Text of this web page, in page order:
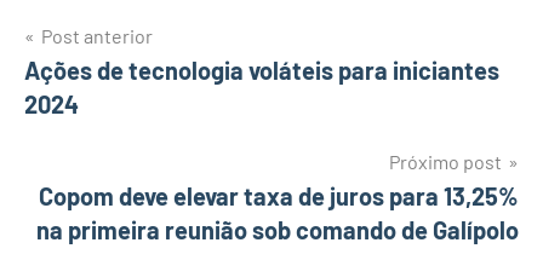
Navegação
de
Post anterior
Ações de tecnologia voláteis para iniciantes
2024
Próximo post
Copom deve elevar taxa de juros para 13,25%
na primeira reunião sob comando de Galípolo